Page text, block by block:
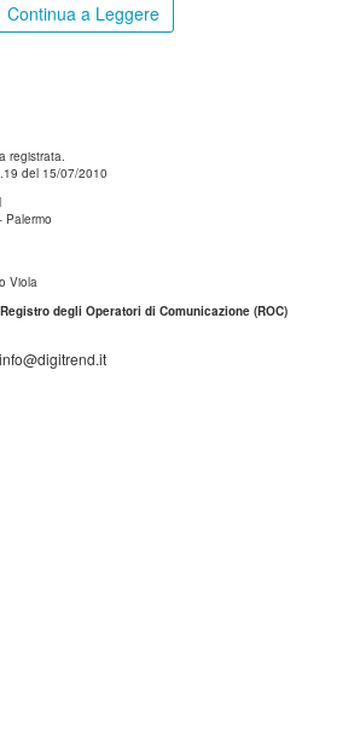
Continua a Leggere
registrata.
del 15/07/2010
Palermo
Viola
Registro degli Operatori di Comunicazione (ROC)
info@digitrend.it